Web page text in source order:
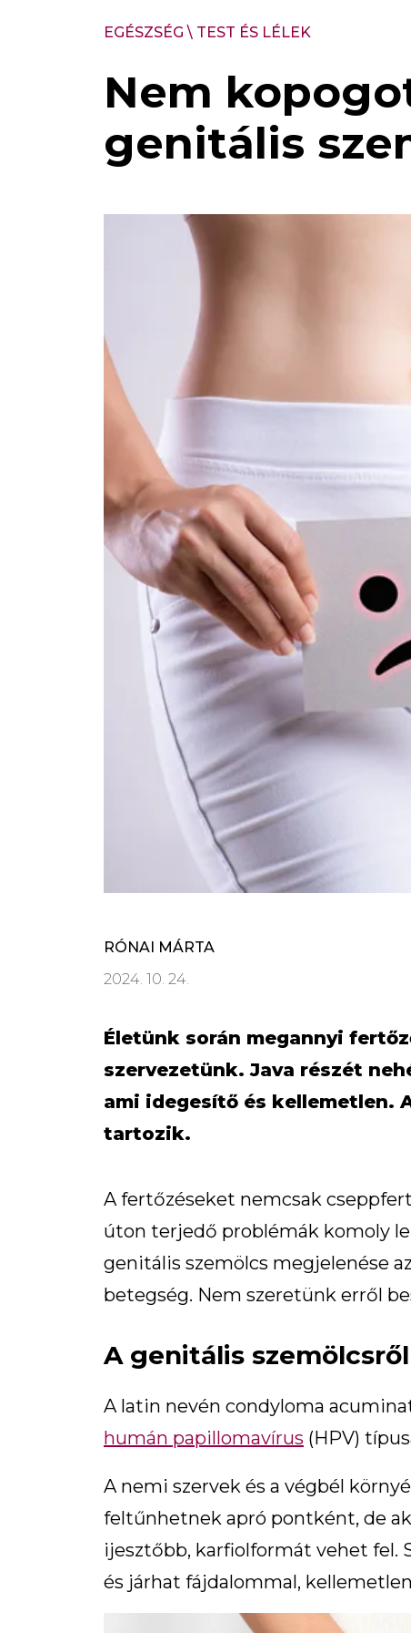
EGÉSZSÉG \ TEST ÉS LÉLEK
Nem
genitális
RÓNAI MÁRTA
2024. 10. 24.
Életünk során megannyi
szervezetünk. Java részét
ami idegesítő és kellemetlen.
tartozik.
A fertőzéseket nemcsak
úton terjedő problémák komoly
genitális szemölcs megjelenése
betegség. Nem szeretünk erről
A genitális
A latin nevén condyloma
humán papillomavírus (HPV)
A nemi szervek és a végbél
feltűnhetnek apró pontként, de
ijesztőbb, karfiolformát vehet fel.
és járhat fájdalommal,